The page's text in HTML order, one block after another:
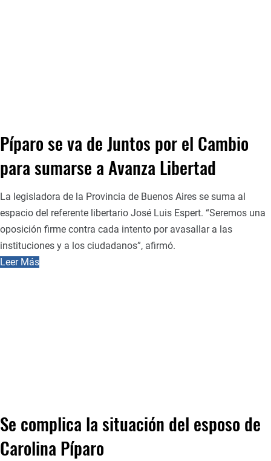
Píparo se va de Juntos por el Cambio
para sumarse a Avanza Libertad
La legisladora de la Provincia de Buenos Aires se suma al
espacio del referente libertario José Luis Espert. “Seremos una
oposición firme contra cada intento por avasallar a las
instituciones y a los ciudadanos”, afirmó.
Leer Más
Se complica la situación del esposo de
Carolina Píparo